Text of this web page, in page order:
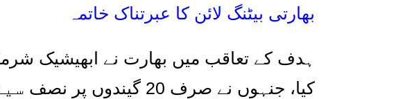
بھارتی بیٹنگ لائن کا عبرتناک خاتمہ
ہدف کے تعاقب میں بھارت نے ابھیشیک
کیا، جنہوں نے صرف 20 گیندوں پر نصف س ی